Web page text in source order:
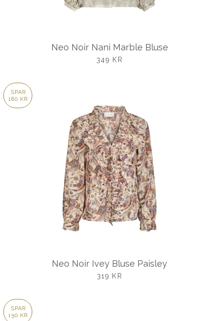
Neo Noir Nani Marble Bluse
UDSALGSPRIS
349 KR
SPAR
180 KR
Neo Noir Ivey Bluse Paisley
UDSALGSPRIS
319 KR
SPAR
150 KR